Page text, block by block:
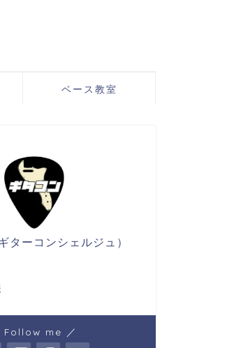
ベース教室
ターコンシェルジュ）
Follow me ／